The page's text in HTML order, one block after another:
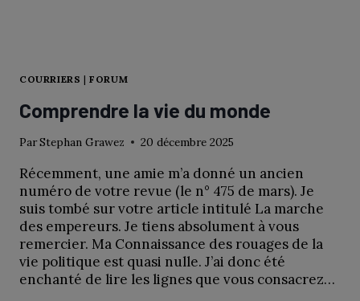
COURRIERS |FORUM
Comprendre la vie du monde
ParStephan Grawez 20 décembre 2025
Récemment, une amie m’a donné un ancien
numéro de votre revue (le n° 475 de mars). Je
suis tombé sur votre article intitulé La marche
des empereurs. Je tiens absolument à vous
remercier. Ma Connaissance des rouages de la
vie politique est quasi nulle. J’ai donc été
enchanté de lire les lignes que vous consacrez…